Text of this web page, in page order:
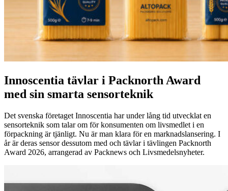
Innoscentia tävlar i Packnorth Award
med sin smarta sensorteknik
Det svenska företaget Innoscentia har under lång tid utvecklat en
sensorteknik som talar om för konsumenten om livsmedlet i en
förpackning är tjänligt. Nu är man klara för en marknadslansering. I
år är deras sensor dessutom med och tävlar i tävlingen Packnorth
Award 2026, arrangerad av Packnews och Livsmedelsnyheter.